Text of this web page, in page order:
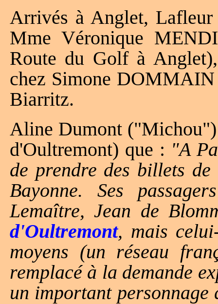
Arrivés à Anglet,
Mme Véronique
Route du Golf à
chez Simone DOMMAIN
Biarritz.
Aline Dumont
d'Oultremont) que : "A
de prendre des billets
Bayonne. Ses
Lemaître, Jean de
d'Oultremont, mais
moyens (un réseau
remplacé à la demande
un important